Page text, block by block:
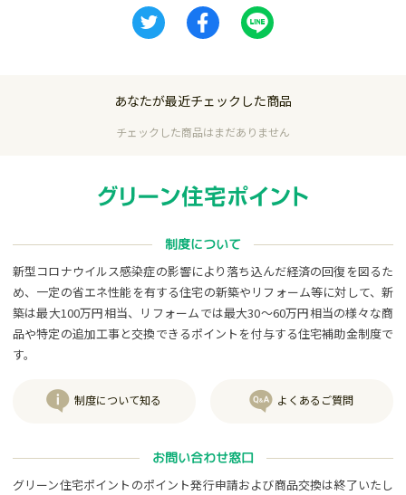
あなたが最近チェックした商品
チェックした商品はまだありません
制度について
新型コロナウイルス感染症の影響により落ち込んだ経済の回復を図るた
め、一定の省エネ性能を有する住宅の新築やリフォーム等に対して、新
築は最大100万円相当、リフォームでは最大30～60万円相当の様々な商
品や特定の追加工事と交換できるポイントを付与する住宅補助金制度で
す。
制度について知る よくあるご質問
お問い合わせ窓口
グリーン住宅ポイントのポイント発行申請および商品交換は終了いたし